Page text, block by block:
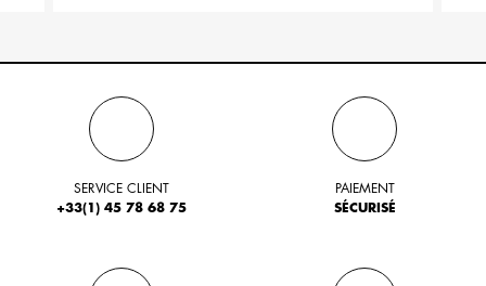
SERVICE CLIENT
+33(1) 45 78 68 75
PAIEMENT
SÉCURISÉ